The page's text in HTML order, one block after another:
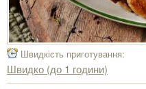
Швидкість приготування:
Швидко (до 1 години)